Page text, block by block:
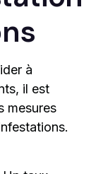
à
il est
mesures